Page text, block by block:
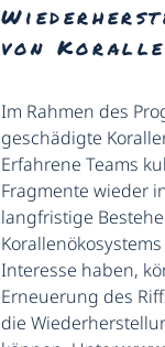
von
Im Rahmen des
geschädigte
Erfahrene Teams
Fragmente wieder
langfristige
Interesse haben,
Erneuerung des
die